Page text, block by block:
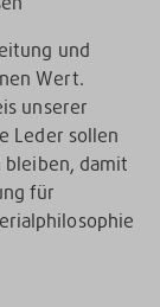
und
Wert.
unserer
Leder sollen
bleiben, damit
für